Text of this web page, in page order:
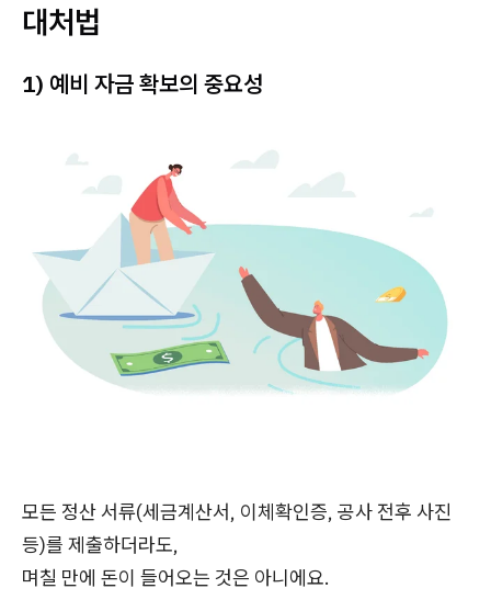
대처법
1) 예비 자금 확보의 중요성
모든 정산 서류(세금계산서, 이체확인증, 공사 전후 사진
등)를 제출하더라도,
며칠 만에 돈이 들어오는 것은 아니에요.